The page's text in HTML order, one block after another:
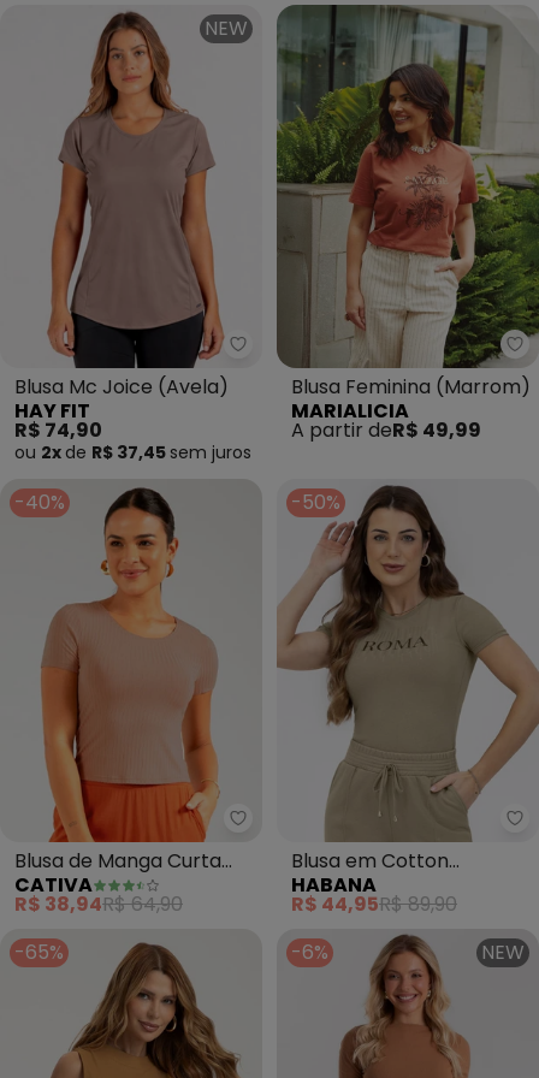
NEW
Hay Fit - Blusa Mc Joice (Avela)
Blusa Mc Joice (Avela)
HAY FIT
R$ 74,90
ou 2x de R$ 37,45 sem juros
Blusa Feminina (Marrom)
MARIALICIA
A partir deR$ 49,99
-40%
Cativa - Blusa de Manga Curta
Blusa de Manga Curta
Canelada (Marrom)
CATIVA
R$ 38,94R$ 64,90
-50%
Blusa em Cotton
(Marrom )
HABANA
R$ 44,95R$ 89,90
-65%
-6% NEW